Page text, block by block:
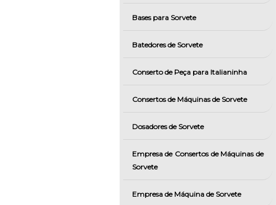
Bases para Sorvete
Batedores de Sorvete
Conserto de Peça para Italianinha
Consertos de Máquinas de Sorvete
Dosadores de Sorvete
Empresa de Consertos de Máquinas de
Sorvete
Empresa de Máquina de Sorvete